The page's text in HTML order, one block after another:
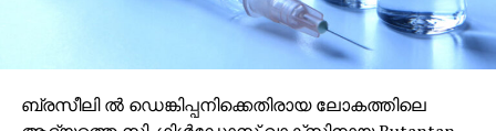
ബ്രസീലി ല്‍ ഡെങ്കിപ്പനിക്കെതിരായ ലോകത്തിലെ